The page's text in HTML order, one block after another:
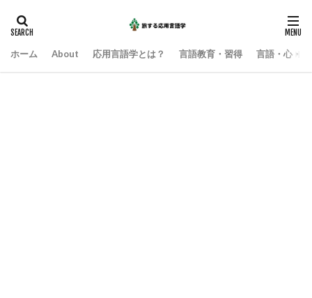
ホーム About 応用言語学とは？ 言語教育・習得 言語・心・